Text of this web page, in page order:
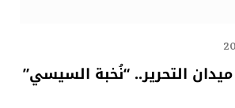
التحرير.. “نُخبة السيسي”